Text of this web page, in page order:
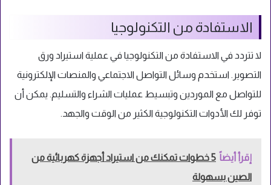
الاستفادة من التكنولوجيا
لا تتردد في الاستفادة من التكنولوجيا في عملية استيراد ورق
التصوير. استخدم وسائل التواصل الاجتماعي والمنصات الإلكترونية
للتواصل مع الموردين وتبسيط عمليات الشراء والتسليم. يمكن أن
توفر لك الأدوات التكنولوجية الكثير من الوقت والجهد.
إقرأ أيضاً
5 خطوات تمكنك من استيراد أجهزة كهربائية من
الصين بسهولة